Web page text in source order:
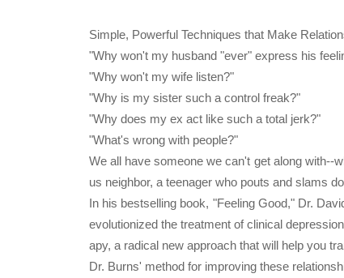
Simple, Powerful Techniques that Make
"Why won't my husband "ever" express his
"Why won't my wife listen?"
"Why is my sister such a control freak?"
"Why does my ex act like such a total jerk?"
"What's wrong with people?"
We all have someone we can't get along with--
us neighbor, a teenager who pouts and slams
In his bestselling book, "Feeling Good," Dr.
evolutionized the treatment of clinical
apy, a radical new approach that will help you
Dr. Burns' method for improving these